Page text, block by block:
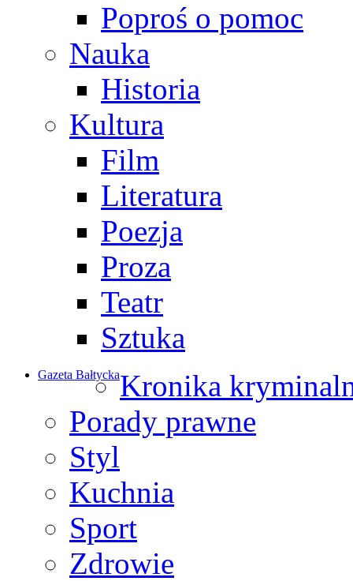
Poproś o pomoc
Nauka
Historia
Kultura
Film
Literatura
Poezja
Proza
Teatr
Sztuka
Gazeta BałtyckaKronika
Porady prawne
Styl
Kuchnia
Sport
Zdrowie